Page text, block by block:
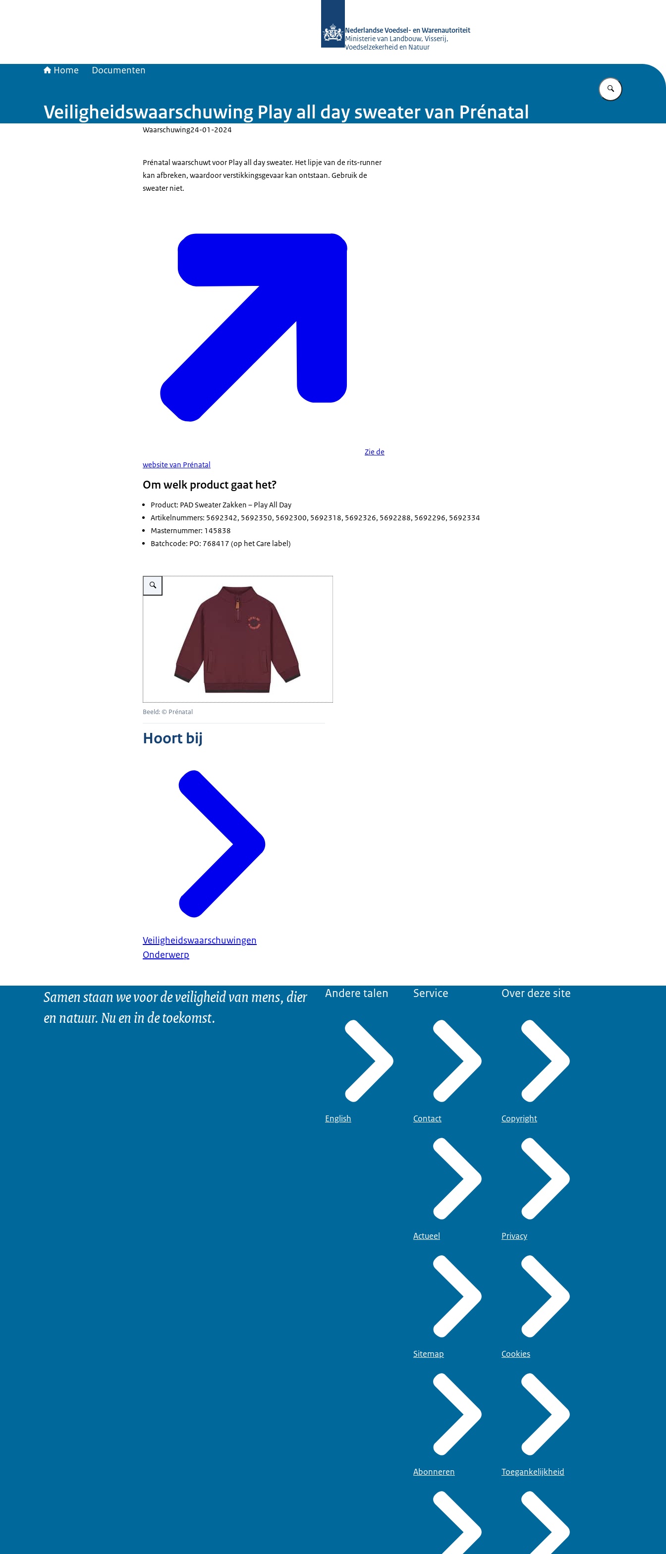
Nederlandse Voedsel- en Warenautoriteit
Ministerie van Landbouw, Visserij,
Voedselzekerheid en Natuur
Home Documenten
Vul in wat u
Veiligheidswaarschuwing Play all day sweater van Prénatal
Waarschuwing24-01-2024
Prénatal waarschuwt voor Play all day sweater. Het lipje van de rits-runner
kan afbreken, waardoor verstikkingsgevaar kan ontstaan. Gebruik de
sweater niet.
Zie de
website van Prénatal
Om welk product gaat het?
Product: PAD Sweater Zakken – Play All Day
Artikelnummers: 5692342, 5692350, 5692300, 5692318, 5692326, 5692288, 5692296, 5692334
Masternummer: 145838
Batchcode: PO: 768417 (op het Care label)
Vergroot afbeelding Rode sweater met rits van Prénatal
Beeld: © Prénatal
Hoort bij
Veiligheidswaarschuwingen
Onderwerp
Samen staan we voor de veiligheid van mens, dier
en natuur. Nu en in de toekomst.
Andere talen
English
Service
Contact
Actueel
Sitemap
Abonneren
Over deze site
Copyright
Privacy
Cookies
Toegankelijkheid